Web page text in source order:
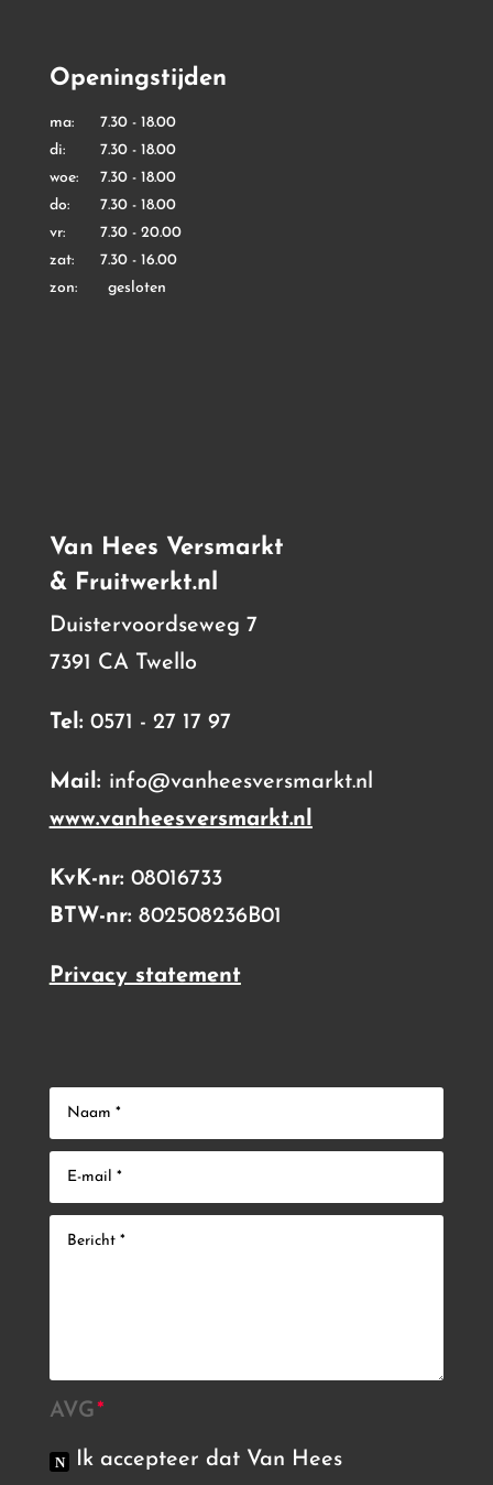
Openingstijden
ma: 7.30 - 18.00
di: 7.30 - 18.00
woe: 7.30 - 18.00
do: 7.30 - 18.00
vr: 7.30 - 20.00
zat: 7.30 - 16.00
zon: gesloten
Van Hees Versmarkt
& Fruitwerkt.nl
Duistervoordseweg 7
7391 CA Twello
Tel: 0571 - 27 17 97
Mail: info@vanheesversmarkt.nl
www.vanheesversmarkt.nl
KvK-nr: 08016733
BTW-nr: 802508236B01
Privacy statement
AVG
Ik accepteer dat Van Hees